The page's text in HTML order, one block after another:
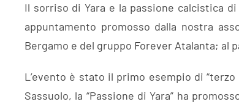
Il sorriso di Yara e la passione calcistica
appuntamento promosso dalla nostra
Bergamo e del gruppo Forever Atalanta;
L’evento è stato il primo esempio di
Sassuolo, la “Passione di Yara” ha